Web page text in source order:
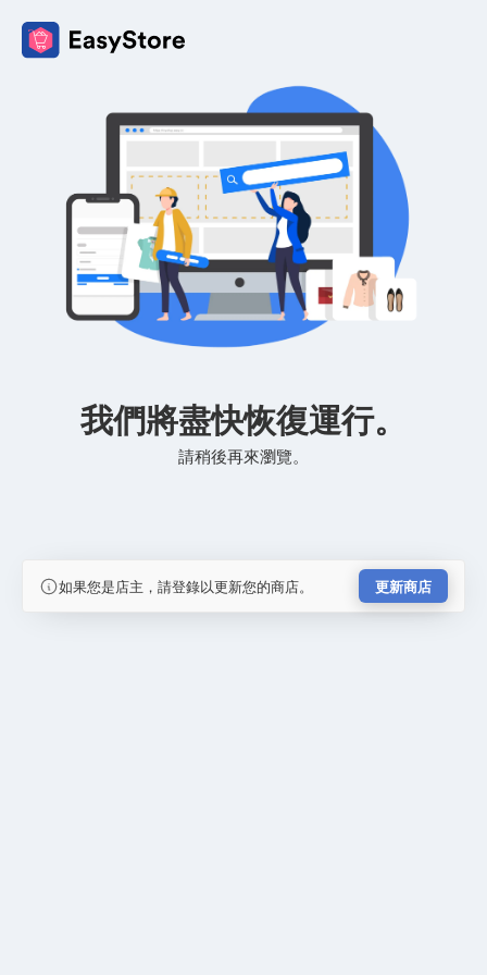
我們將盡快恢復運行。
請稍後再來瀏覽。
如果您是店主，請登錄以更新您的商店。 更新商店